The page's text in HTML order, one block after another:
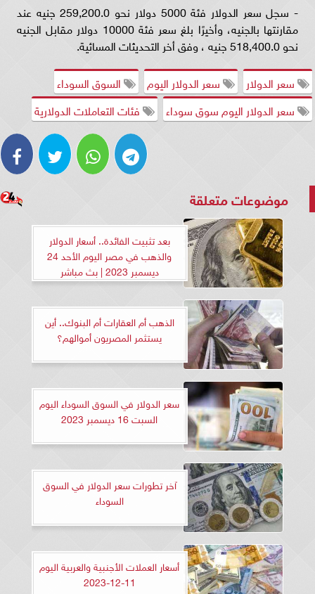
- سجل سعر الدولار فئة 5000 دولار نحو 259,200.0 جنيه عند
مقارنتها بالجنيه، وأخيرًا بلغ سعر فئة 10000 دولار مقابل الجنيه
نحو 518,400.0 جنيه ، وفق أخر التحديثات المسائية.
سعر الدولار
سعر الدولار اليوم
السوق السوداء
سعر الدولار اليوم سوق سوداء
فئات التعاملات الدولارية
موضوعات متعلقة
بعد تثبيت الفائدة.. أسعار الدولار
والذهب في مصر اليوم الأحد 24
ديسمبر 2023 | بث مباشر
الذهب أم العقارات أم البنوك.. أين
يستثمر المصريون أموالهم؟
سعر الدولار في السوق السوداء اليوم
السبت 16 ديسمبر 2023
آخر تطورات سعر الدولار في السوق
السوداء
أسعار العملات الأجنبية والعربية اليوم
11-12-2023